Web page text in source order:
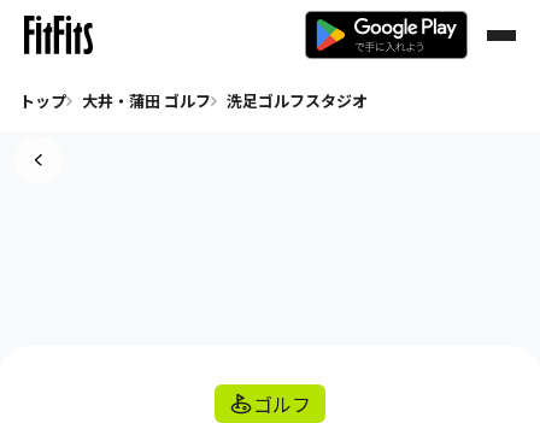
トップ 大井・蒲田 ゴルフ 洗足ゴルフスタジオ
ゴルフ